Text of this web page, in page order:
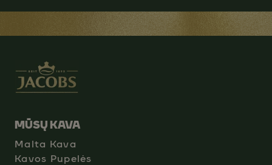
MŪSŲ KAVA
Malta Kava
Kavos Pupelės